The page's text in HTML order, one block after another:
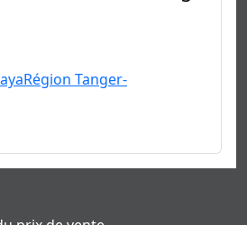
Région Tanger-